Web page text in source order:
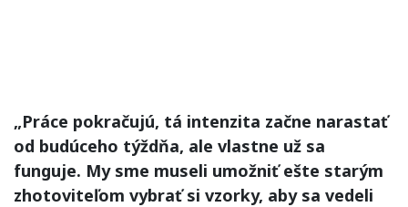
„Práce pokračujú, tá intenzita začne narastať
od budúceho týždňa, ale vlastne už sa
funguje. My sme museli umožniť ešte starým
zhotoviteľom vybrať si vzorky, aby sa vedeli